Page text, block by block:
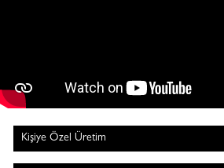
Kişiye Özel Üretim